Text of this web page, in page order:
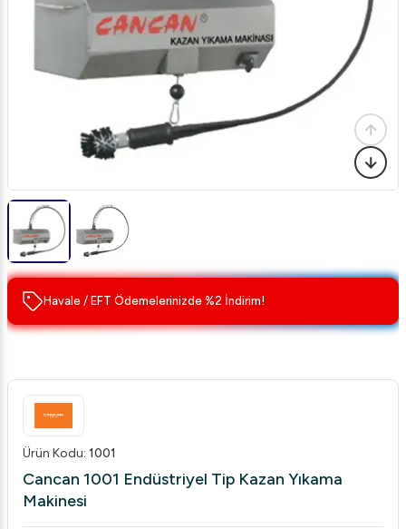
Havale / EFT Ödemelerinizde %2 İndirim!
Ürün Kodu: 1001
Cancan 1001 Endüstriyel Tip Kazan Yıkama
Makinesi